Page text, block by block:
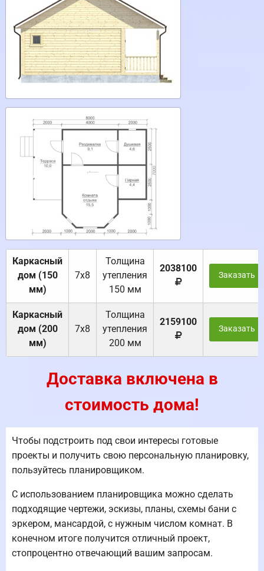
Каркасный
дом (150
мм)
7х8
Толщина
утепления
150 мм
2038100
Заказать
Каркасный
дом (200
мм)
7х8
Толщина
утепления
200 мм
2159100
Заказать
Доставка включена в
стоимость дома!
Чтобы подстроить под свои интересы готовые
проекты и получить свою персональную планировку,
пользуйтесь планировщиком.
С использованием планировщика можно сделать
подходящие чертежи, эскизы, планы, схемы бани с
эркером, мансардой, с нужным числом комнат. В
конечном итоге получится отличный проект,
стопроцентно отвечающий вашим запросам.